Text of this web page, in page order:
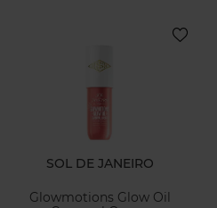
SOL DE JANEIRO
Glowmotions Glow Oil